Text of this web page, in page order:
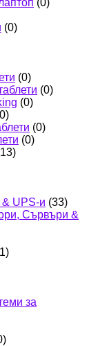
(0)
(0)
(0)
(0)
(0)
(0)
(0)
UPS-и (33)
Сървъри &
за